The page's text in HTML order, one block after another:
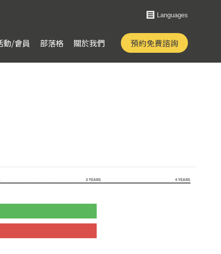
Languages
動/會員 部落格 關於我們 預約免費諮詢